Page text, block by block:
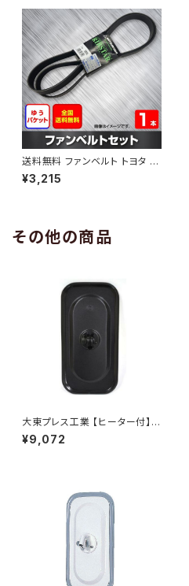
送料無料 ファンベルト トヨタ プ
レミオ 型式ZRT260 H19.05～
H22.04 （国内トップメーカー）
¥3,215
その他の商品
大東プレス工業 【ヒーター付】サ
イドミラー/バックミラーJ08 DI
-7BZ
¥9,072